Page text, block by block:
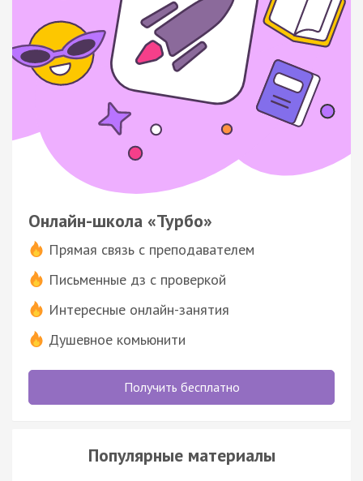
Онлайн-школа «Турбо»
Прямая связь с преподавателем
Письменные дз с проверкой
Интересные онлайн-занятия
Душевное комьюнити
Получить бесплатно
Популярные материалы